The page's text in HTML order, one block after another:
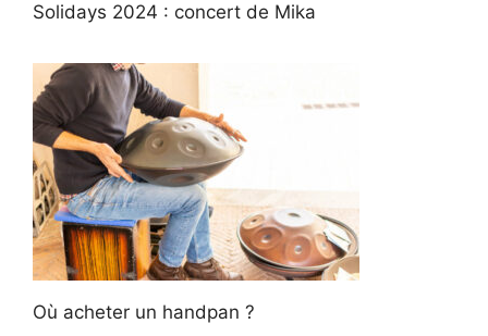
Solidays 2024 : concert de Mika
Où acheter un handpan ?